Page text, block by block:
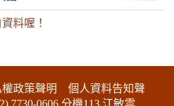
料喔！
權政策聲明
個人資料告知聲
7730-0606 分機113 江敏雲